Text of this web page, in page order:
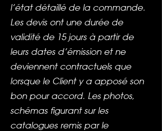
l’état détaillé de la commande.
Les devis ont une durée de
validité de 15 jours à partir de
leurs dates d’émission et ne
deviennent contractuels que
lorsque le Client y a apposé son
bon pour accord. Les photos,
schémas figurant sur les
catalogues remis par le